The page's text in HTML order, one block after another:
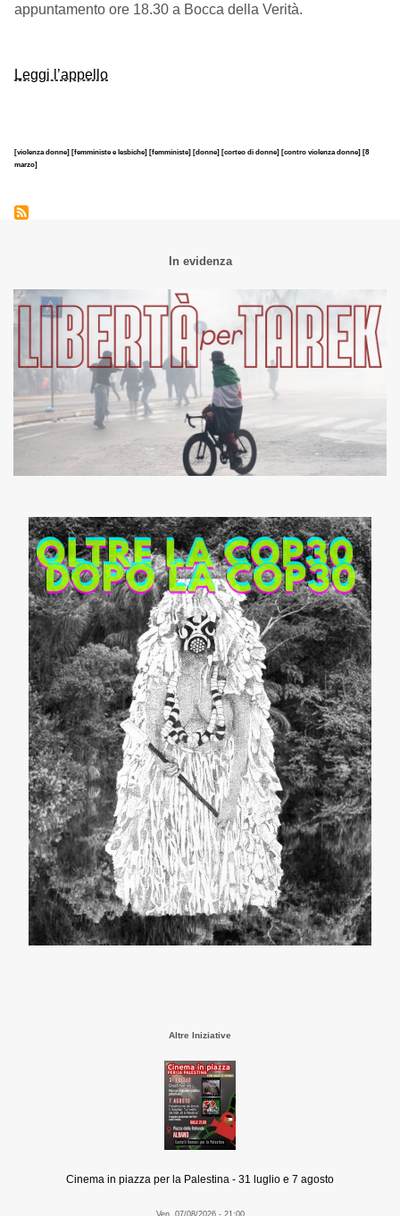
appuntamento ore 18.30 a Bocca della Verità.
Leggi l’appello
[violenza donne] [femministe e lesbiche] [femministe] [donne] [corteo di donne] [contro violenza donne] [8
marzo]
In evidenza
Altre Iniziative
Cinema in piazza per la Palestina - 31 luglio e 7 agosto